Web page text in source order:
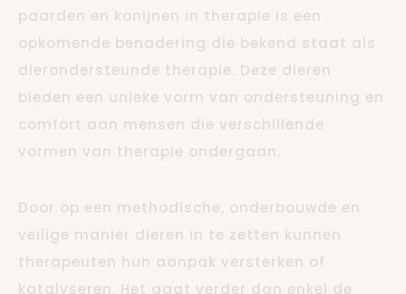
paarden en konijnen in therapie is een
opkomende benadering die bekend staat als
dierondersteunde therapie. Deze dieren
bieden een unieke vorm van ondersteuning en
comfort aan mensen die verschillende
vormen van therapie ondergaan.
Door op een methodische, onderbouwde en
veilige manier dieren in te zetten kunnen
therapeuten hun aanpak versterken of
katalyseren. Het gaat verder dan enkel de